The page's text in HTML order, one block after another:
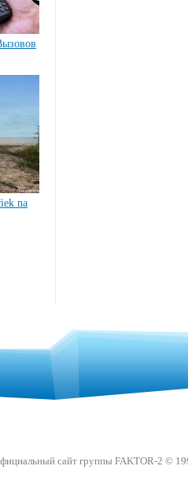
na
сайт группы FAKTOR-2 ©